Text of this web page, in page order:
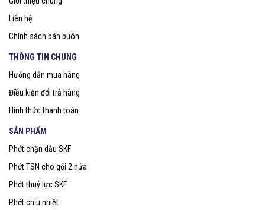
Liên hệ
Chính sách bán buôn
THÔNG TIN CHUNG
Hướng dẫn mua hàng
Điều kiện đổi trả hàng
Hình thức thanh toán
SẢN PHẨM
Phớt chặn dầu SKF
Phớt TSN cho gối 2 nửa
Phớt thuỷ lực SKF
Phớt chịu nhiệt